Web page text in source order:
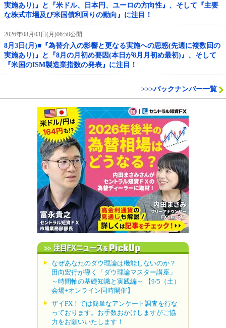
実施あり)』と『米ドル、日本円、ユーロの方向性』、そして『主要
な株式市場及び米国債利回りの動向』に注目！
2026年08月03日(月)06:50公開
8月3日(月)■『為替介入の影響と更なる実施への思惑(先週に複数回の
実施あり)』と『8月の月初め要因(本日が8月月初め最初)』、そして
『米国のISM製造業指数の発表』に注目！
>>>バックナンバー一覧
なぜあなたのダウ理論は機能しないのか？
田向宏行が導く「ダウ理論マスター講座」
～時間軸の基礎知識と実践編～ 【9/5（土）
会場+オンライン同時開催】
ザイFX！では簡単なアンケート調査を行な
っております。お手数おかけしますがご協
力をお願いいたします！